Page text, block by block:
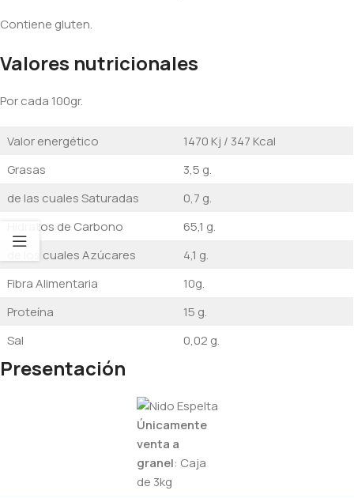
Contiene gluten.
Valores nutricionales
Por cada 100gr.
Valor energético
1470 Kj / 347 Kcal
Grasas
3,5 g.
de las cuales Saturadas
0,7 g.
Hidratos de Carbono
65,1 g.
de los cuales Azúcares
4,1 g.
Fibra Alimentaria
10g.
Proteína
15 g.
Sal
0,02 g.
Presentación
Únicamente
venta a
granel: Caja
de 3kg